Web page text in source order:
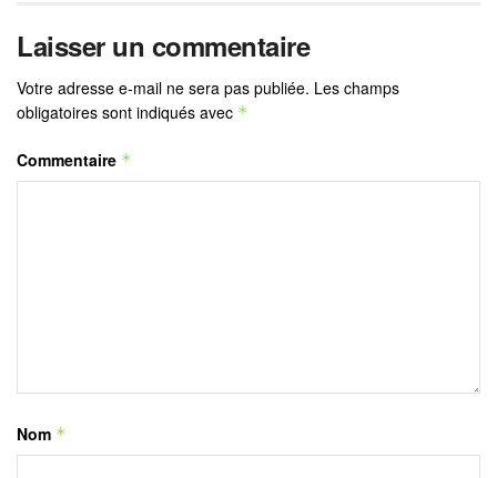
Laisser un commentaire
Votre adresse e-mail ne sera pas publiée. Les champs
obligatoires sont indiqués avec *
Commentaire *
Nom *